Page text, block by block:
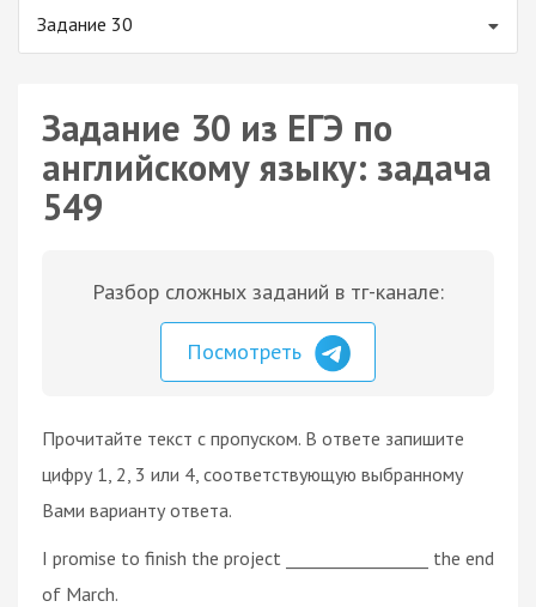
Задание 30
Задание 30 из ЕГЭ по
английскому языку: задача
549
Разбор сложных заданий в тг-канале:
Посмотреть
Прочитайте текст с пропуском. В ответе запишите
цифру 1, 2, 3 или 4, соответствующую выбранному
Вами варианту ответа.
I promise to finish the project _________________ the end
of March.